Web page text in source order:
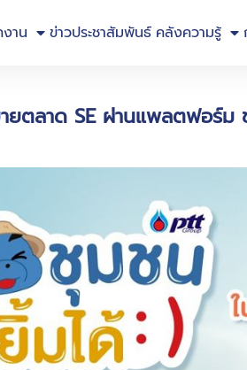
าน ข่าวประชาสัมพันธ์ คลังความรู้
ยตลาด SE ผ่านแพลตฟอร์ม